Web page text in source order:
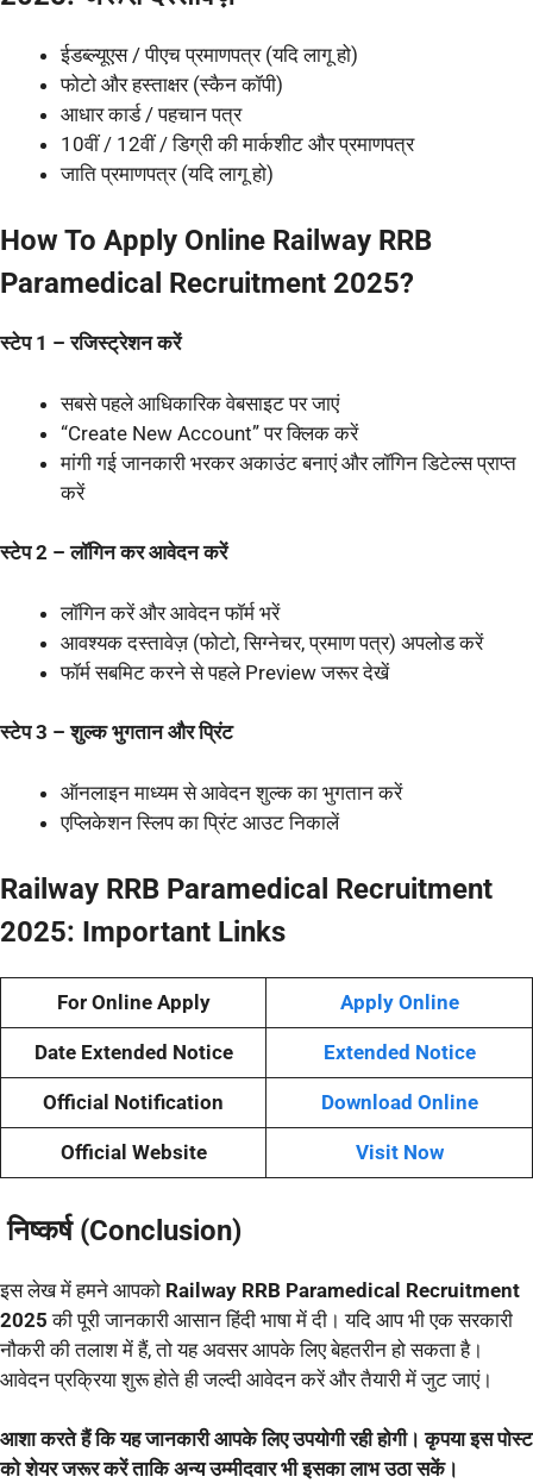
ईडब्ल्यूएस / पीएच प्रमाणपत्र (यदि लागू हो)
फोटो और हस्ताक्षर (स्कैन कॉपी)
आधार कार्ड / पहचान पत्र
10वीं / 12वीं / डिग्री की मार्कशीट और प्रमाणपत्र
जाति प्रमाणपत्र (यदि लागू हो)
How To Apply Online Railway RRB
Paramedical Recruitment 2025?
स्टेप 1 – रजिस्ट्रेशन करें
सबसे पहले आधिकारिक वेबसाइट पर जाएं
“Create New Account” पर क्लिक करें
मांगी गई जानकारी भरकर अकाउंट बनाएं और लॉगिन डिटेल्स प्राप्त
करें
स्टेप 2 – लॉगिन कर आवेदन करें
लॉगिन करें और आवेदन फॉर्म भरें
आवश्यक दस्तावेज़ (फोटो, सिग्नेचर, प्रमाण पत्र) अपलोड करें
फॉर्म सबमिट करने से पहले Preview जरूर देखें
स्टेप 3 – शुल्क भुगतान और प्रिंट
ऑनलाइन माध्यम से आवेदन शुल्क का भुगतान करें
एप्लिकेशन स्लिप का प्रिंट आउट निकालें
Railway RRB Paramedical Recruitment
2025: Important Links
For Online Apply Apply Online
Date Extended Notice Extended Notice
Official Notification Download Online
Official Website Visit Now
निष्कर्ष (Conclusion)
इस लेख में हमने आपको Railway RRB Paramedical Recruitment
2025 की पूरी जानकारी आसान हिंदी भाषा में दी। यदि आप भी एक सरकारी
नौकरी की तलाश में हैं, तो यह अवसर आपके लिए बेहतरीन हो सकता है।
आवेदन प्रक्रिया शुरू होते ही जल्दी आवेदन करें और तैयारी में जुट जाएं।
आशा करते हैं कि यह जानकारी आपके लिए उपयोगी रही होगी। कृपया इस पोस्ट
को शेयर जरूर करें ताकि अन्य उम्मीदवार भी इसका लाभ उठा सकें।